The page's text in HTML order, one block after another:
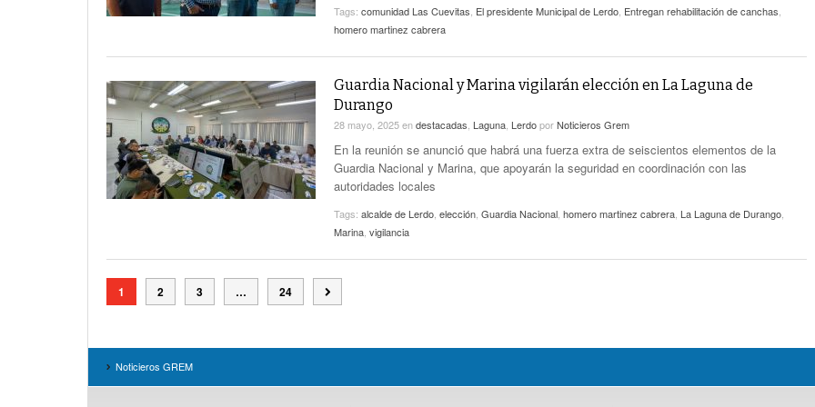
Tags: comunidad Las Cuevitas El presidente Municipal de Lerdo Entregan rehabilitación de canchas
homero martinez cabrera
Guardia Nacional y Marina vigilarán elección en La Laguna de
Durango
28 mayo, 2025endestacadas Laguna LerdoporNoticieros Grem
En la reunión se anunció que habrá una fuerza extra de seiscientos elementos de la
Guardia Nacional y Marina, que apoyarán la seguridad en coordinación con las
autoridades locales
Tags: alcalde de Lerdo elección Guardia Nacional homero martinez cabrera La Laguna de Durango
Marina vigilancia
1 2 3 … 24
Noticieros GREM